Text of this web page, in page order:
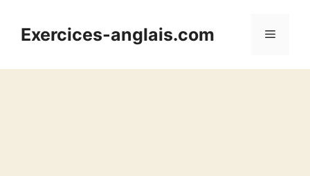
contenuExercices-anglais.com Menu